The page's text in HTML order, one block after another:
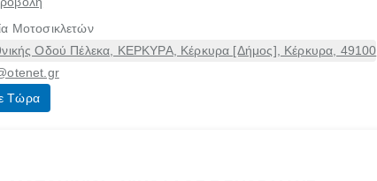
Μοτοσικλετών
Οδού Πέλεκα, ΚΕΡΚΥΡΑ, Κέρκυρα [Δήμος], Κέρκυρα, 49100
Τώρα